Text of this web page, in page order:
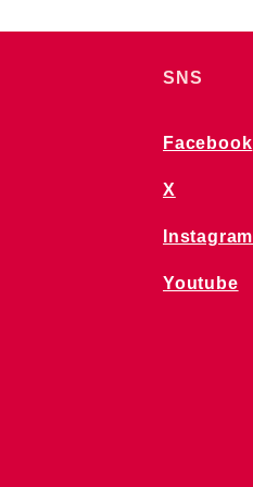
SNS
Facebook
X
Instagram
Youtube